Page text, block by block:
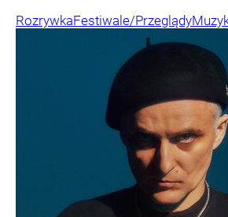
RozrywkaFestiwale/Przeglądy